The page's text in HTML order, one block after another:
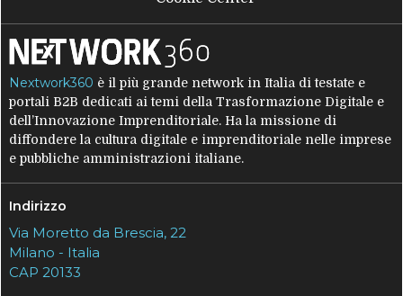
Nextwork360 è il più grande network in Italia di testate e
portali B2B dedicati ai temi della Trasformazione Digitale e
dell’Innovazione Imprenditoriale. Ha la missione di
diffondere la cultura digitale e imprenditoriale nelle imprese
e pubbliche amministrazioni italiane.
Indirizzo
Via Moretto da Brescia, 22
Milano - Italia
CAP 20133